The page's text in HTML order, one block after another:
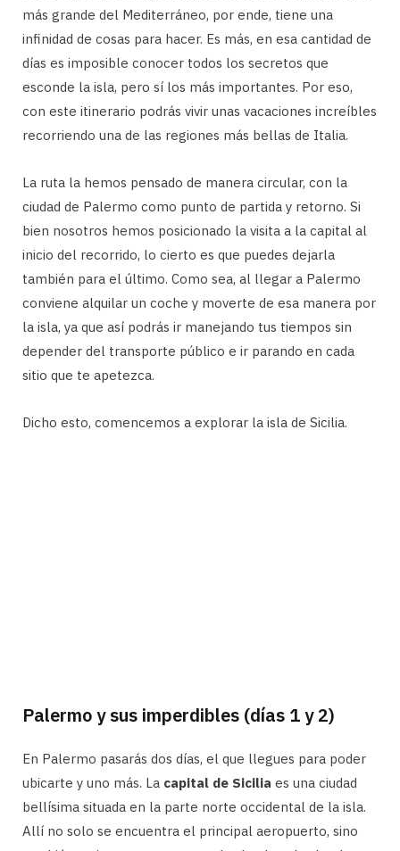
más grande del Mediterráneo, por ende, tiene una
infinidad de cosas para hacer. Es más, en esa cantidad de
días es imposible conocer todos los secretos que
esconde la isla, pero sí los más importantes. Por eso,
con este itinerario podrás vivir unas vacaciones increíbles
recorriendo una de las regiones más bellas de Italia.
La ruta la hemos pensado de manera circular, con la
ciudad de Palermo como punto de partida y retorno. Si
bien nosotros hemos posicionado la visita a la capital al
inicio del recorrido, lo cierto es que puedes dejarla
también para el último. Como sea, al llegar a Palermo
conviene alquilar un coche y moverte de esa manera por
la isla, ya que así podrás ir manejando tus tiempos sin
depender del transporte público e ir parando en cada
sitio que te apetezca.
Dicho esto, comencemos a explorar la isla de Sicilia.
Palermo y sus imperdibles (días 1 y 2)
En Palermo pasarás dos días, el que llegues para poder
ubicarte y uno más. La capital de Sicilia es una ciudad
bellísima situada en la parte norte occidental de la isla.
Allí no solo se encuentra el principal aeropuerto, sino